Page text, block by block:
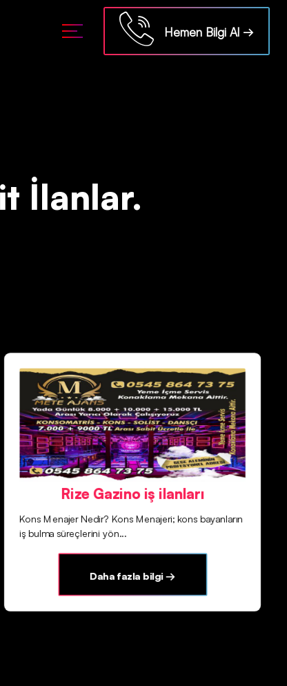
kontrol/etiket.php on line18 Hemen Bilgi Al →
İlanlar.
Rize Gazino iş ilanları
Kons Menajer Nedir? Kons Menajeri; kons bayanların
iş bulma süreçlerini yön...
Daha fazla bilgi →